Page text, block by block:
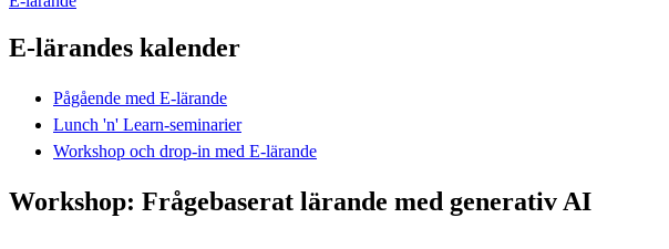
E-lärandes kalender
Pågående med E-lärande
Lunch 'n' Learn-seminarier
Workshop och drop-in med E-lärande
Workshop: Frågebaserat lärande med generativ AI